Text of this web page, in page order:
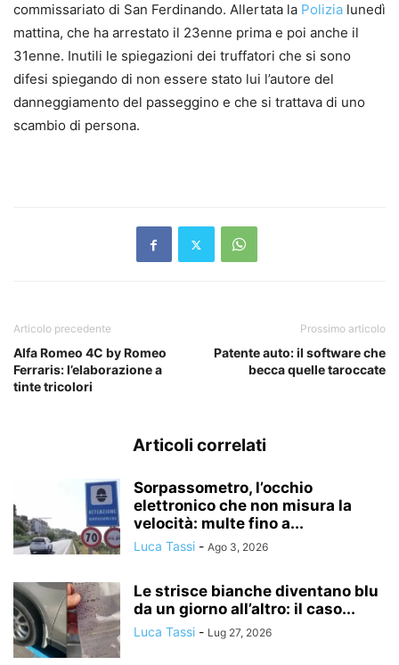
commissariato di San Ferdinando. Allertata la Polizia lunedì
mattina, che ha arrestato il 23enne prima e poi anche il
31enne. Inutili le spiegazioni dei truffatori che si sono
difesi spiegando di non essere stato lui l’autore del
danneggiamento del passeggino e che si trattava di uno
scambio di persona.
Articolo precedente
Alfa Romeo 4C by Romeo
Ferraris: l’elaborazione a
tinte tricolori
Prossimo articolo
Patente auto: il software che
becca quelle taroccate
Articoli correlati
Sorpassometro, l’occhio
elettronico che non misura la
velocità: multe fino a...
Luca Tassi - Ago 3, 2026
Le strisce bianche diventano blu
da un giorno all’altro: il caso...
Luca Tassi - Lug 27, 2026